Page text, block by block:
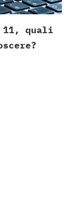
11, quali